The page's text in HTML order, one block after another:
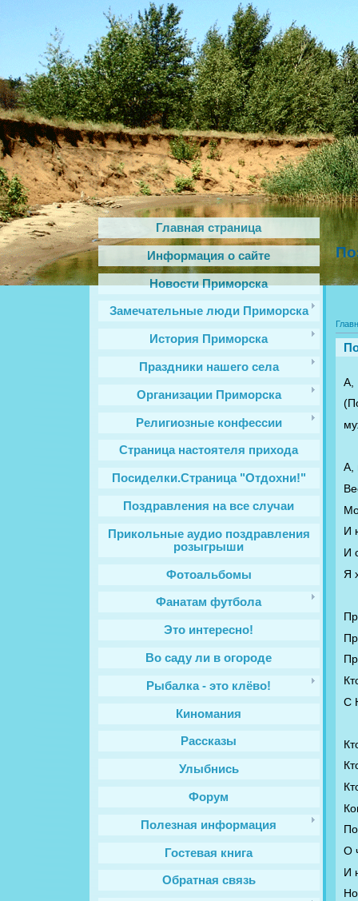
Главная страница
Информация о сайте
Новости Приморска
Замечательные люди Приморска
История Приморска
Праздники нашего села
Организации Приморска
Религиозные конфессии
Cтраница настоятеля прихода
Посиделки.Страница "Отдохни!"
Поздравления на все случаи
Прикольные аудио поздравления
розыгрыши
Фотоальбомы
Фанатам футбола
Это интересно!
Во саду ли в огороде
Рыбалка - это клёво!
Киномания
Рассказы
Улыбнись
Форум
Полезная информация
Гостевая книга
Обратная связь
А,
А,
И
И
Я
С
О
И